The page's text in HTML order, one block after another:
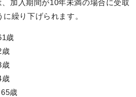
加入期間が10年未満の場合に受取
繰り下げられます。
歳
歳
歳
歳
歳